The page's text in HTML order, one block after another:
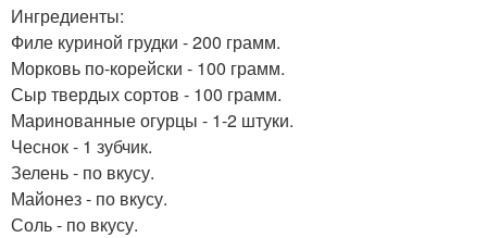
Ингредиенты:
Филе куриной грудки - 200 грамм.
Морковь по-корейски - 100 грамм.
Сыр твердых сортов - 100 грамм.
Маринованные огурцы - 1-2 штуки.
Чеснок - 1 зубчик.
Зелень - по вкусу.
Майонез - по вкусу.
Соль - по вкусу.